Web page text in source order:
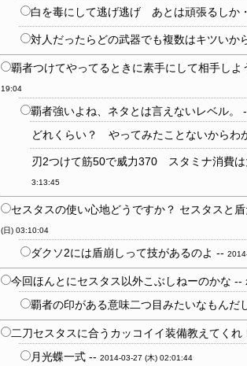
白を毒にして逃げ逃げ あとは頑張るしか
対人だったらどの武器でも複数はキツいか
覇者つけてやってるときに素手にして相手し
19:04
覇者強いよね、ネタとは言えないレベル。
どれくらい？ やってみたことないからわ
刃2つけて筋50で威力370 スタミナ消費
3:13:45
セスタスの使い心地どうですか？ セスタスと
(日) 03:10:04
ダクソ2には盾崩しって技があるのよ --
今回ほんとにセスタス以外こぶしねーのかな --
覇者の印がある意味二つ目みたいなもんだ
二刀セスタスに合うカッコイイ装備教えてくれ
月光蝶一式 -- 2014-03-27 (木) 02:01:44